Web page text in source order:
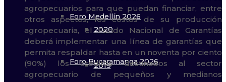
2020
2019
Foro Medellín 2026
Foro Bucaramanga 2026